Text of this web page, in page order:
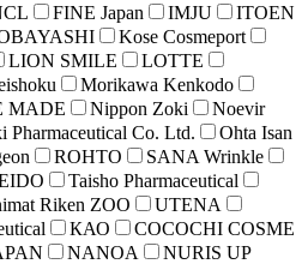
FINE Japan IMJU
ITOEN
Kose Cosmeport
LION SMILE
LOTTE
Morikawa Kenkodo
MADE Nippon Zoki
Noevir
Pharmaceutical Co. Ltd.
Ohta Isan
ROHTO
SANA Wrinkle
Taisho Pharmaceutical
Riken ZOO
UTENA
КАО
COCOCHI COSME
NANOA NURIS UP